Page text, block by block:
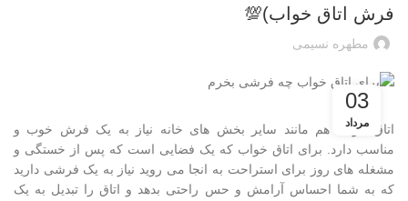
فرش اتاق خواب)💯
مطهره نسیمی
03
مرداد
اتاق خواب هم مانند سایر بخش های خانه نیاز به یک فرش خوب و
مناسب دارد. برای اتاق خواب که یک فضایی است که پس از خستگی و
مشغله های روز برای استراحت به انجا می روید نیاز به یک فرشی دارید
که به شما احساس آرامش و حس راحتی بدهد و اتاق را تبدیل به یک